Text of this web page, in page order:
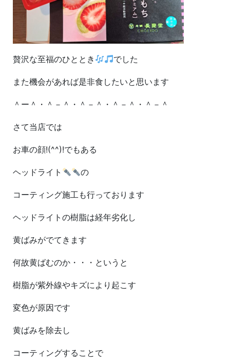
贅沢な至福のひととき でした
また機会があれば是非食したいと思います
＾ー＾・＾－＾・＾－＾・＾－＾・＾－＾
さて当店では
お車の顔!(^^)!でもある
ヘッドライト の
コーティング施工も行っております
ヘッドライトの樹脂は経年劣化し
黄ばみがでてきます
何故黄ばむのか・・・というと
樹脂が紫外線やキズにより起こす
変色が原因です
黄ばみを除去し
コーティングすることで